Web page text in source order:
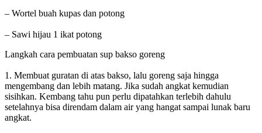
– Wortel buah kupas dan potong
– Sawi hijau 1 ikat potong
Langkah cara pembuatan sup bakso goreng
1. Membuat guratan di atas bakso, lalu goreng saja hingga
mengembang dan lebih matang. Jika sudah angkat kemudian
sisihkan. Kembang tahu pun perlu dipatahkan terlebih dahulu
setelahnya bisa direndam dalam air yang hangat sampai lunak baru
angkat.